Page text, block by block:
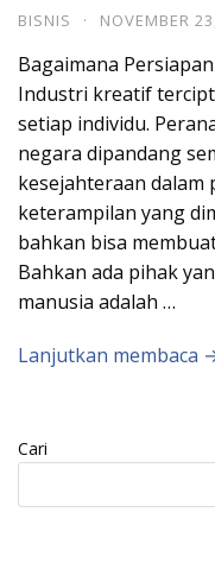
BISNIS · NOVEMBER
Bagaimana
Industri kreatif
setiap individu.
negara dipandang
kesejahteraan dalam
keterampilan yang
bahkan bisa
Bahkan ada pihak
manusia adalah …
Lanjutkan membaca
Cari